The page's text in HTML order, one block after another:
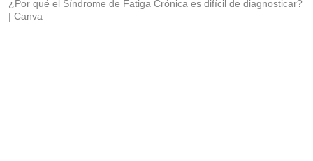
¿Por qué el Síndrome de Fatiga Crónica es difícil de diagnosticar?
Canva